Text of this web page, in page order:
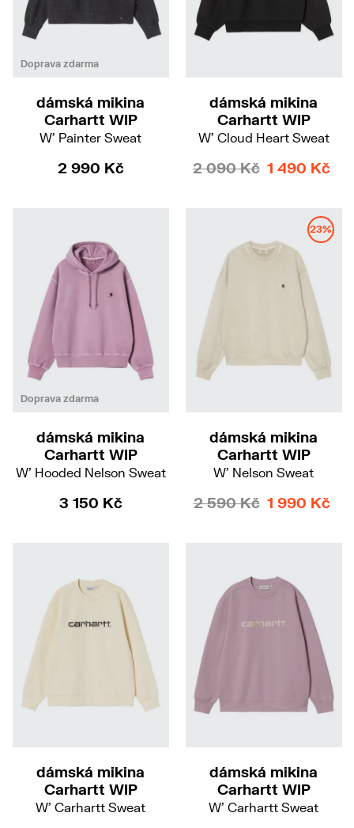
Doprava zdarma
XSS
dámská mikina
Carhartt WIP
W' Painter Sweat
2 990 Kč
dámská mikina
Carhartt WIP
W' Cloud Heart Sweat
2 090 Kč 1 490 Kč
Doprava zdarma
XSS
dámská mikina
Carhartt WIP
W' Hooded Nelson Sweat
3 150 Kč
23%
dámská mikina
Carhartt WIP
W' Nelson Sweat
2 590 Kč 1 990 Kč
dámská mikina
Carhartt WIP
W' Carhartt Sweat
dámská mikina
Carhartt WIP
W' Carhartt Sweat